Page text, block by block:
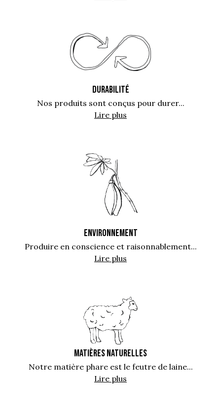
DURABILITÉ
Nos produits sont conçus pour durer...
Lire plus
ENVIRONNEMENT
Produire en conscience et raisonnablement...
Lire plus
MATIÈRES NATURELLES
Notre matière phare est le feutre de laine...
Lire plus